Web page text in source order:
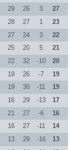
29 26 3
27
28 27 1
23
27 24 3
22
25 20 5
21
22 32 -10
20
19 26 -7
19
19 30 -11
19
16 29 -13
17
21 27 -6
16
16 27 -11
14
13 29 -16
13